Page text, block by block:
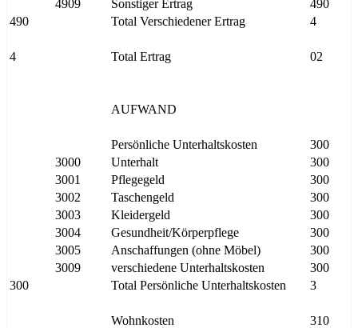
4909
Sonstiger Ertrag
490
490
Total Verschiedener Ertrag 4
4 Total Ertrag 02
AUFWAND
Persönliche Unterhaltskosten
300
3000
Unterhalt
300
3001
Pflegegeld
300
3002
Taschengeld
300
3003
Kleidergeld
300
3004
Gesundheit/Körperpflege
300
3005
Anschaffungen (ohne Möbel)
300
3009
verschiedene Unterhaltskosten
300
300
Total Persönliche Unterhaltskosten 3
Wohnkosten
310